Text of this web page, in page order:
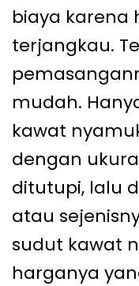
biaya karena
terjangkau.
mudah.
kawat
dengan
ditutupi, lalu
atau
sudut kawat
harganya